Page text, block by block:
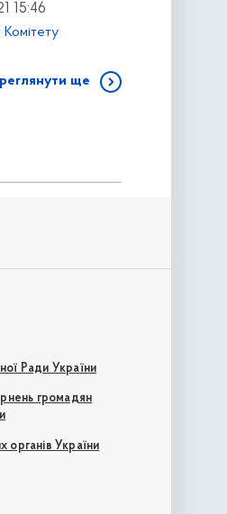
15:46
ще
Ради України
громадян
органів України